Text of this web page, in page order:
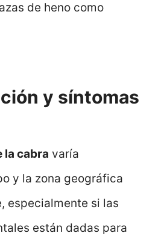
de heno como
y síntomas
la cabra varía
y la zona geográfica
especialmente si las
están dadas para